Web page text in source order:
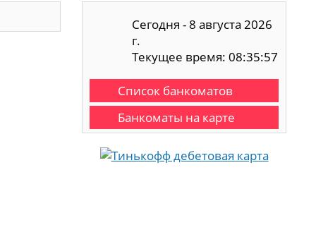
Сегодня - 8 августа 2026
г.
Текущее время: 08:35:57
Список банкоматов
Банкоматы на карте